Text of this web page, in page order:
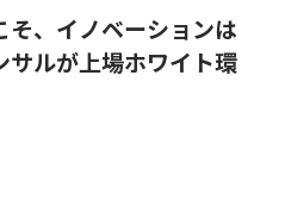
そ、イノベーションは
サルが上場ホワイト環